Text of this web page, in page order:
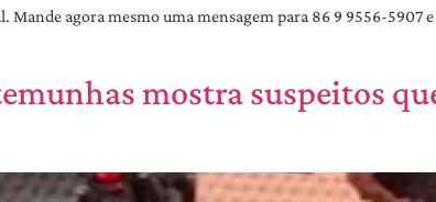
Mande agora mesmo uma mensagem para 86 9 9556-5907
mostra suspeitos